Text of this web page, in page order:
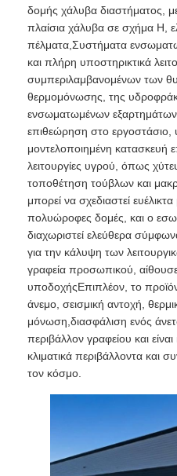
Υποθέσεις
Ιστολόγιο
Ζητήστε Προσφορά
Προκατασκευασμένη
Αποθήκη δομής χάλυβα
Εργαστήριο δομής
Οικοδόμηση δομής
Κατασκευή δομής
Επεξεργασία δομών
δομής χάλυβα διαστήματος,
πλαίσια χάλυβα σε σχήμα H,
πέλματα,Συστήματα
και πλήρη υποστηρικτικά
συμπεριλαμβανομένων των
θερμομόνωσης, της
ενσωματωμένων
επιθεώρηση στο
μοντελοποιημένη κατασκευή
λειτουργίες υγρού, όπως
τοποθέτηση τούβλων και
μπορεί να σχεδιαστεί
πολυώροφες δομές, και ο
διαχωριστεί ελεύθερα
για την κάλυψη των
γραφεία προσωπικού,
υποδοχήςΕπιπλέον, το προϊόν
άνεμο, σεισμική αντοχή,
μόνωση,διασφάλιση ενός
περιβάλλον γραφείου και
κλιματικά περιβάλλοντα και
τον κόσμο.